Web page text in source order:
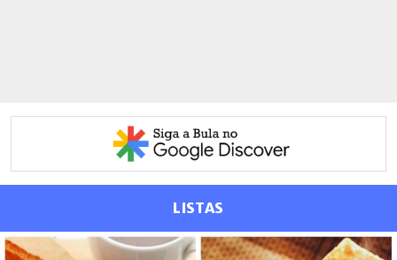
LISTAS